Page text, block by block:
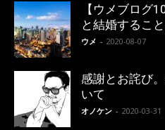
【ウメブログ
と結婚するこ
ウメ - 2020-08-07
感謝とお詫び
いて
オノケン - 2020-03-31